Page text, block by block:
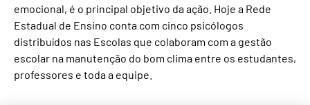
emocional, é o principal objetivo da ação. Hoje a Rede
Estadual de Ensino conta com cinco psicólogos
distribuídos nas Escolas que colaboram com a gestão
escolar na manutenção do bom clima entre os estudantes,
professores e toda a equipe.